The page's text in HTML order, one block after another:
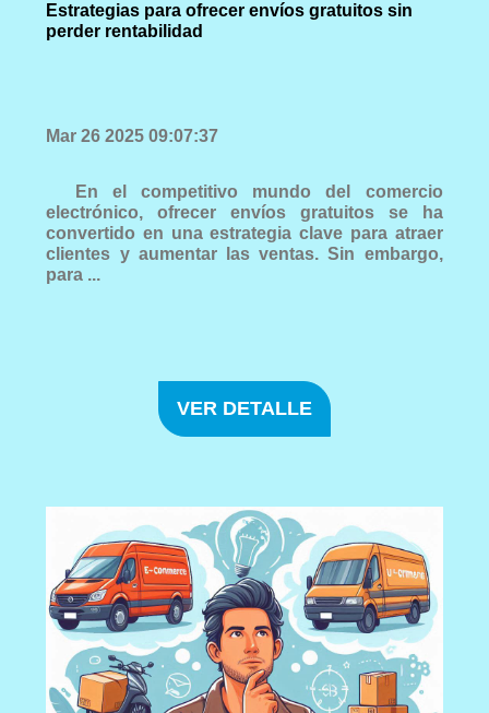
Estrategias para ofrecer envíos gratuitos sin
perder rentabilidad
Mar 26 2025 09:07:37
En el competitivo mundo del comercio
electrónico, ofrecer envíos gratuitos se ha
convertido en una estrategia clave para atraer
clientes y aumentar las ventas. Sin embargo,
para ...
VER DETALLE